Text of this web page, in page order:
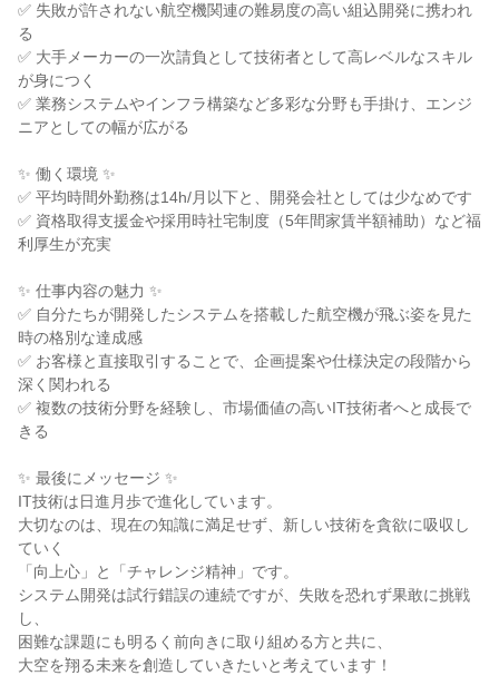
✅ 失敗が許されない航空機関連の難易度の高い組込開発に携われ
る
✅ 大手メーカーの一次請負として技術者として高レベルなスキル
が身につく
✅ 業務システムやインフラ構築など多彩な分野も手掛け、エンジ
ニアとしての幅が広がる
✨ 働く環境 ✨
✅ 平均時間外勤務は14h/月以下と、開発会社としては少なめです
✅ 資格取得支援金や採用時社宅制度（5年間家賃半額補助）など福
利厚生が充実
✨ 仕事内容の魅力 ✨
✅ 自分たちが開発したシステムを搭載した航空機が飛ぶ姿を見た
時の格別な達成感
✅ お客様と直接取引することで、企画提案や仕様決定の段階から
深く関われる
✅ 複数の技術分野を経験し、市場価値の高いIT技術者へと成長で
きる
✨ 最後にメッセージ ✨
IT技術は日進月歩で進化しています。
大切なのは、現在の知識に満足せず、新しい技術を貪欲に吸収し
ていく
「向上心」と「チャレンジ精神」です。
システム開発は試行錯誤の連続ですが、失敗を恐れず果敢に挑戦
し、
困難な課題にも明るく前向きに取り組める方と共に、
大空を翔る未来を創造していきたいと考えています！